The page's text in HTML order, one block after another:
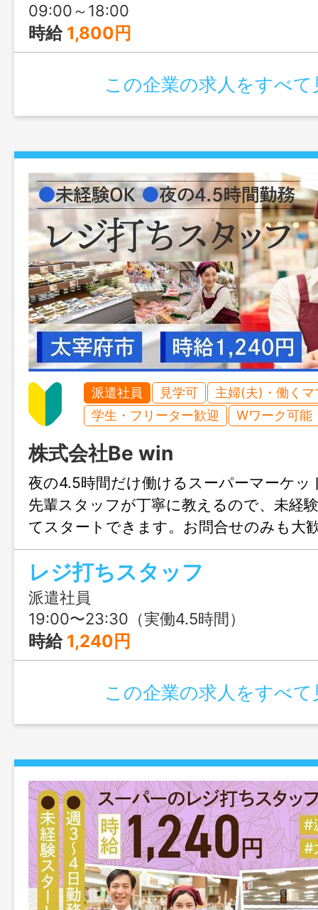
09:00～18:00
時給 1,800円
この企業の求人をすべて
派遣社員 見学可
主婦(夫)・働くマ
学生・フリーター歓迎
Wワーク可能
株式会社Be win
夜の4.5時間だけ働けるスーパーマーケッ
先輩スタッフが丁寧に教えるので、未経
てスタートできます。お問合せのみも大
ょぶる福岡までお気軽にご連絡ください
レジ打ちスタッフ
派遣社員
19:00〜23:30（実働4.5時間）
時給 1,240円
この企業の求人をすべて